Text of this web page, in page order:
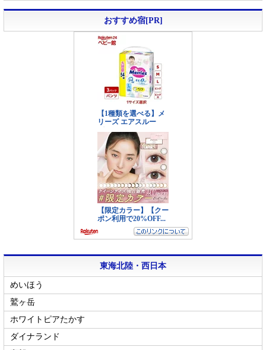
おすすめ宿[PR]
東海北陸・西日本
めいほう
鷲ヶ岳
ホワイトピアたかす
ダイナランド